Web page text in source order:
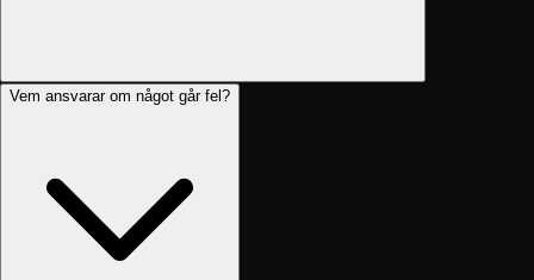
Vem ansvarar om något går fel?